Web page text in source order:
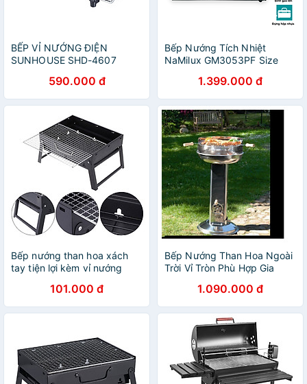
BẾP VỈ NƯỚNG ĐIỆN
SUNHOUSE SHD-4607
590.000 đ
Bếp Nướng Tích Nhiệt
NaMilux GM3053PF Size
Ngoạ│Vỉ Chống Dính Teflon
- Whitford│Van An Toàn 2S
Double Safety│Hàng Chính
Hãng
1.399.000 đ
Bếp nướng than hoa xách
tay tiện lợi kèm vỉ nướng
101.000 đ
Bếp Nướng Than Hoa Ngoài
Trời Vỉ Tròn Phù Hợp Gia
1.090.000 đ